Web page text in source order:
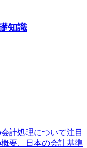
知識
計処理について注目
要、日本の会計基準